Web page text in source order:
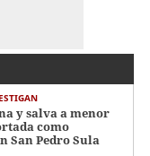
y salva a menor
como
San Pedro Sula